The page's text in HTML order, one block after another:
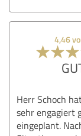
4,46
Herr Schoch
sehr engagiert
eingeplant.